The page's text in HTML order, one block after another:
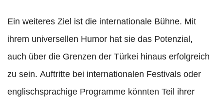
Ein weiteres Ziel ist die internationale Bühne. Mit
ihrem universellen Humor hat sie das Potenzial,
auch über die Grenzen der Türkei hinaus erfolgreich
zu sein. Auftritte bei internationalen Festivals oder
englischsprachige Programme könnten Teil ihrer